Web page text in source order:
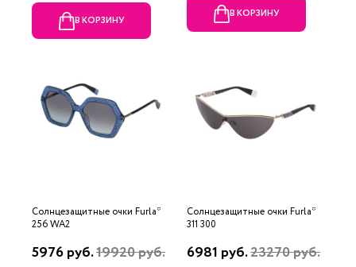
В КОРЗИНУ
В КОРЗИНУ
Солнцезащитные очки Furla*
256 WA2
5976 руб.19920 руб.
Солнцезащитные очки Furla*
311 300
6981 руб.23270 руб.